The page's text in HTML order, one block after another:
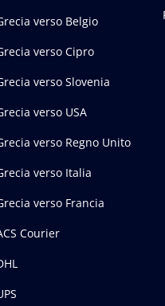
verso Belgio
verso Cipro
verso Slovenia
verso USA
verso Regno Unito
verso Italia
verso Francia
Courier